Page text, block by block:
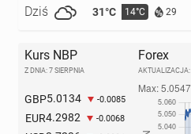
Dziś 31°C 14°C 29
Kurs NBP
Z DNIA: 7 SIERPNIA
GBP5.0134 -0.0085
EUR4.2982 -0.0068
Forex
AKTUALIZACJA: